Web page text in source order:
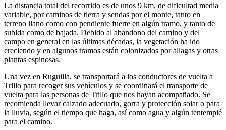
La distancia total del recorrido es de unos 9 km, de dificultad media
variable, por caminos de tierra y sendas por el monte, tanto en
terreno llano como con pendiente fuerte en algún tramo, y tanto de
subida como de bajada. Debido al abandono del camino y del
campo en general en las últimas décadas, la vegetación ha ido
creciendo y en algunos tramos están colonizados por aliagas y otras
plantas espinosas.
Una vez en Ruguilla, se transportará a los conductores de vuelta a
Trillo para recoger sus vehículos y se coordinará el transporte de
vuelta para las personas de Trillo que nos hayan acompañado. Se
recomienda llevar calzado adecuado, gorra y protección solar o para
la lluvia, según el tiempo que haga, así como agua y algún tentempié
para el camino.